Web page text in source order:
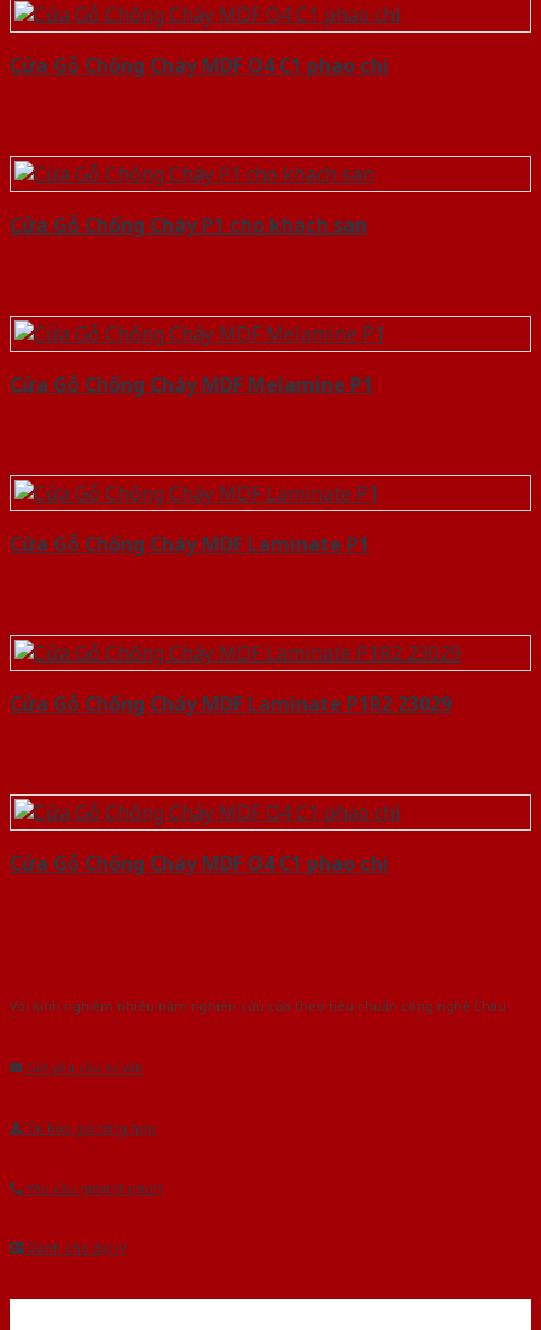
Cửa Gỗ Chống Cháy MDF O4 C1 phao chi
Cửa Gỗ Chống Cháy P1 cho khach san
Cửa Gỗ Chống Cháy MDF Melamine P1
Cửa Gỗ Chống Cháy MDF Laminate P1
Cửa Gỗ Chống Cháy MDF Laminate P1R2 23029
Cửa Gỗ Chống Cháy MDF O4 C1 phao chi
Với kinh nghiệm nhiêu năm nghiên cứu cửa theo tiêu chuẩn công nghệ Châu
Gửi yêu cầu tư vấn
Tải báo giá tổng hợp
Yêu cầu gọi lại (3 phút)
Dành cho đại lý